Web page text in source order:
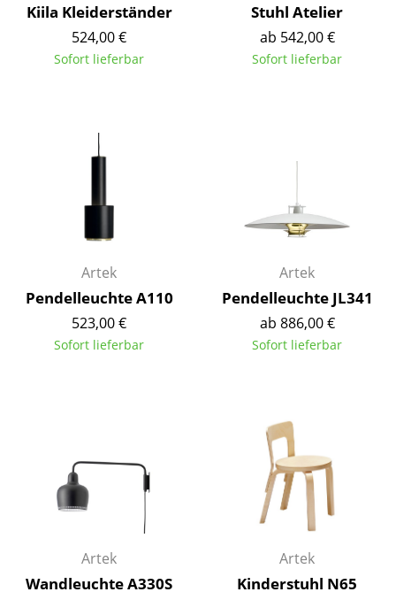
Decken
Vorhänge
Wohnzimmer
Esszimmer
Diele
Badezimmer
Balkon & Garten
Kiila Kleiderständer
524,00 €
Sofort lieferbar
Stuhl Atelier
ab 542,00 €
Sofort lieferbar
Artek
Pendelleuchte A110
523,00 €
Sofort lieferbar
Artek
Pendelleuchte JL341
ab 886,00 €
Sofort lieferbar
Artek
Wandleuchte A330S
Artek
Kinderstuhl N65